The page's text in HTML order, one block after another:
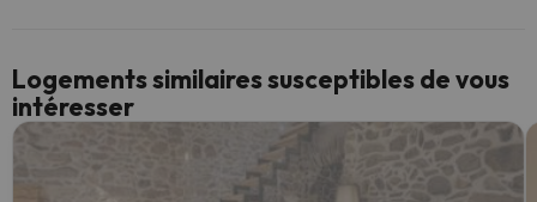
Logements similaires susceptibles de vous
intéresser